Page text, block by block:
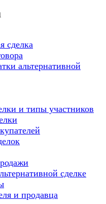
сделка
альтернативной
и типы участников
cдeлкe
и пpoдaвцa